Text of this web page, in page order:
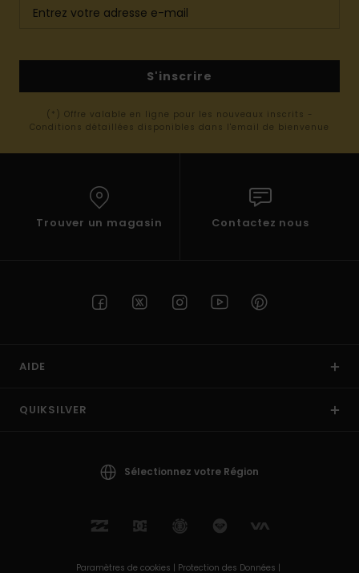
S'inscrire
(*) Offre valable en ligne pour les nouveaux inscrits -
Conditions détaillées disponibles dans l'email de bienvenue
Trouver un magasin Contactez nous
AIDE
QUIKSILVER
Sélectionnez votre Région
Paramètres de cookies | Protection des Données |